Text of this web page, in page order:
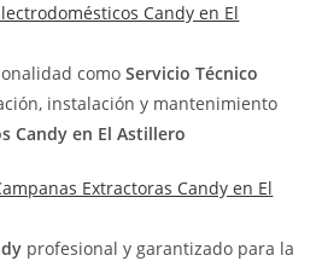
Candy en El
comoServicio Técnico
instalación y mantenimiento
Candy en El Astillero
Extractoras Candy en El
profesional y garantizado para la